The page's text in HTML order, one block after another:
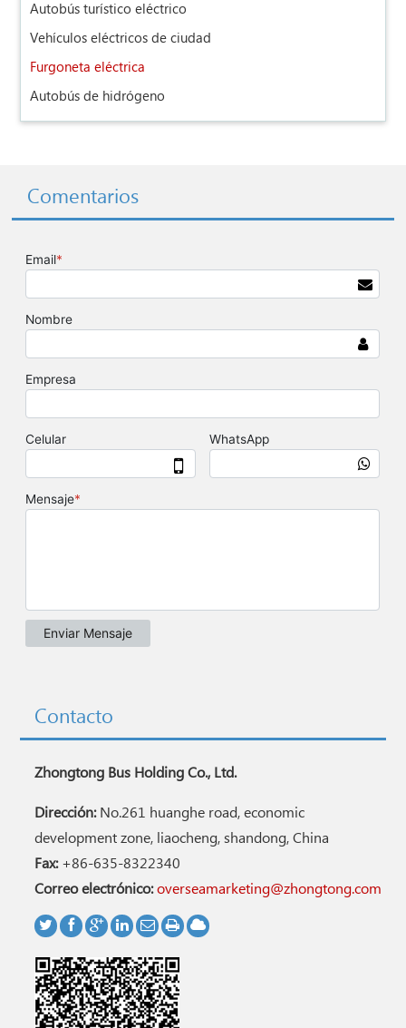
Autobús turístico eléctrico
Vehículos eléctricos de ciudad
Furgoneta eléctrica
Autobús de hidrógeno
Comentarios
Contacto
Zhongtong Bus Holding Co., Ltd.
Dirección:No.261 huanghe road, economic
development zone, liaocheng, shandong, China
Fax:+86-635-8322340
Correo electrónico:overseamarketing@zhongtong.com